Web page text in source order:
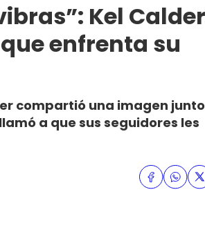
Kel
enfrenta su
compartió una imagen
a que sus seguidores les